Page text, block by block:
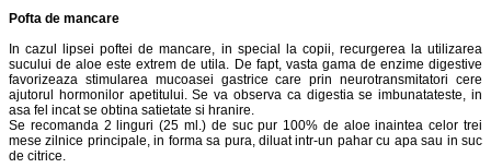
Pofta de mancare
In cazul lipsei poftei de mancare, in special la copii, recurgerea la utilizarea
sucului de aloe este extrem de utila. De fapt, vasta gama de enzime digestive
favorizeaza stimularea mucoasei gastrice care prin neurotransmitatori cere
ajutorul hormonilor apetitului. Se va observa ca digestia se imbunatateste, in
asa fel incat se obtina satietate si hranire.
Se recomanda 2 linguri (25 ml.) de suc pur 100% de aloe inaintea celor trei
mese zilnice principale, in forma sa pura, diluat intr-un pahar cu apa sau in suc
de citrice.